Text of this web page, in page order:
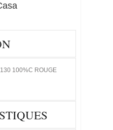
100%C ROUGE